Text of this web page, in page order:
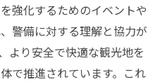
強化するためのイベントや
警備に対する理解と協力が
より安全で快適な観光地を
で推進されています。これ